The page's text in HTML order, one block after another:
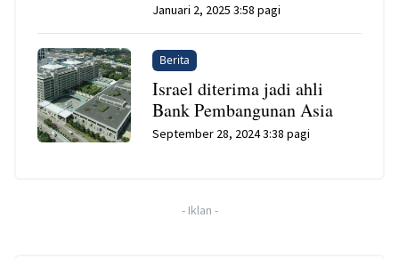
Januari 2, 2025 3:58 pagi
Berita
Israel diterima jadi ahli
Bank Pembangunan Asia
September 28, 2024 3:38 pagi
- Iklan -